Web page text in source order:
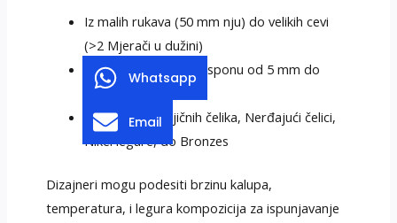
Iz malih rukava (50 mm nju) do velikih cevi
(>2 Mjerači u dužini)
Debljina stijenke u rasponu od 5 mm do
preko 150 mm
Materijali iz ugljičnih čelika, Nerđajući čelici,
Nikel legure, do Bronzes
Dizajneri mogu podesiti brzinu kalupa,
temperatura, i legura kompozicija za ispunjavanje
Whatsapp
Email